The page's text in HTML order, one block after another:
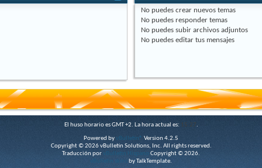
No puedes crear nuevos temas
No puedes responder temas
No puedes subir archivos adjuntos
No puedes editar tus mensajes
El huso horario es GMT +2. La hora actual es: 15:27.
Powered byvBulletin® Version 4.2.5
Copyright © 2026 vBulletin Solutions, Inc. All rights reserved.
Traducción por vBulletin Hispano
Copyright © 2026.
vBulletin skins
by TalkTemplate.